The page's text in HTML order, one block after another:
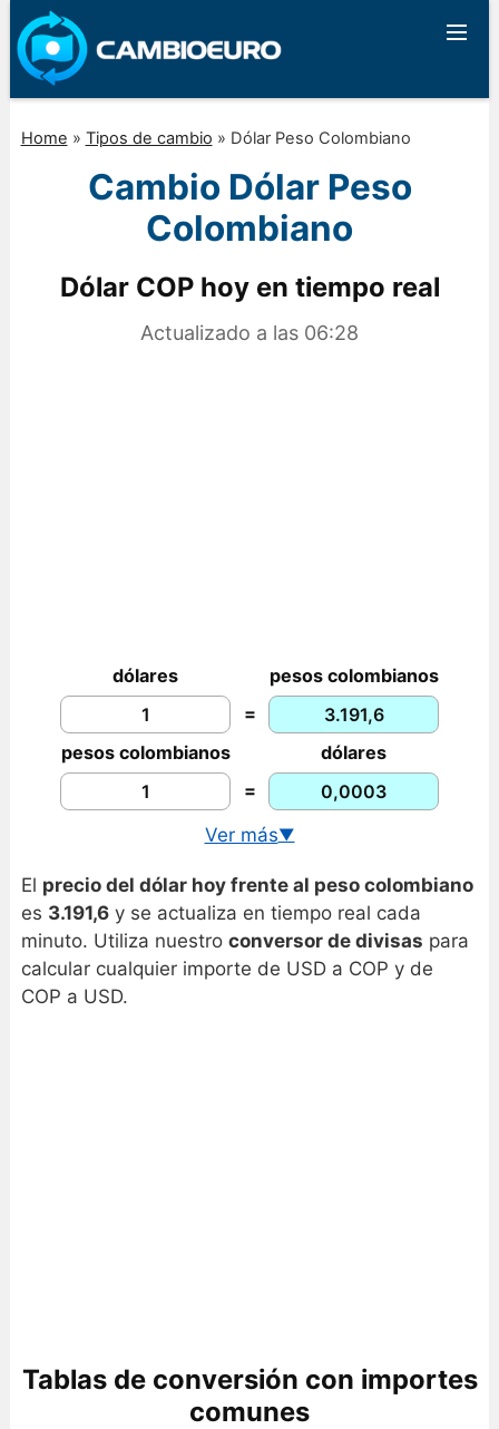
Home » Tipos de cambio » Dólar Peso Colombiano
Cambio Dólar Peso
Colombiano
Dólar COP hoy en tiempo real
Actualizado a las 06:28
dólares
pesos colombianos
=
pesos colombianos
dólares
=
Ver más▼
Gráfico USD/COP actual e histórico
Cambio euro peso colombiano hoy
El precio del dólar hoy frente al peso colombiano
es 3.191,6y se actualiza en tiempo real cada
minuto. Utiliza nuestro conversor de divisas para
calcular cualquier importe de USD a COP y de
COP a USD.
Tablas de conversión con importes
comunes